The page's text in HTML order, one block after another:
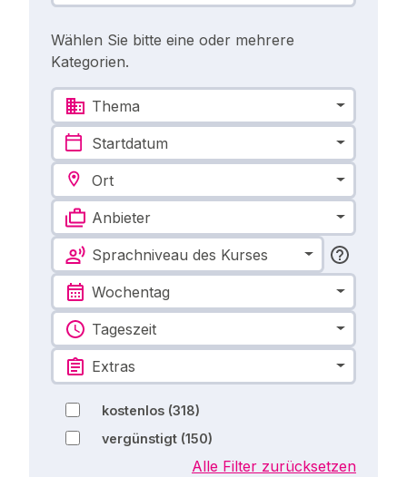
Wählen Sie bitte eine oder mehrere
Kategorien.
Thema
Startdatum
Ort
Anbieter
Sprachniveau des Kurses
Wochentag
Tageszeit
Extras
kostenlos (318)
vergünstigt (150)
Alle Filter zurücksetzen